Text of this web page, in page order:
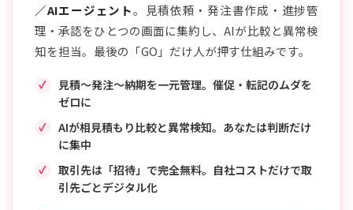
／AIエージェント。見積依頼・発注書作成・進捗管
理・承認をひとつの画面に集約し、AIが比較と異常検
知を担当。最後の「GO」だけ人が押す仕組みです。
見積〜発注〜納期を一元管理。催促・転記のムダを
ゼロに
AIが相見積もり比較と異常検知。あなたは判断だけ
に集中
取引先は「招待」で完全無料。自社コストだけで取
引先ごとデジタル化